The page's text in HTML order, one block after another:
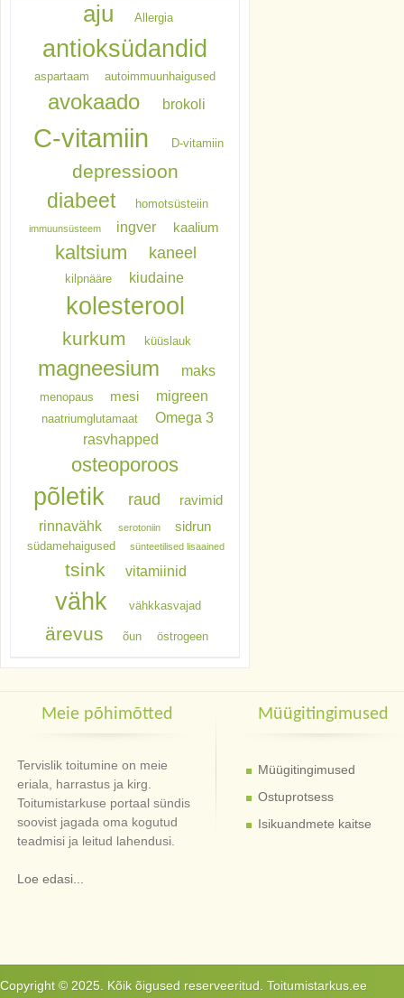
aju Allergia
antioksüdandid
aspartaam autoimmuunhaigused
avokaado brokoli
C-vitamiin D-vitamiin
depressioon
diabeet homotsüsteiin
immuunsüsteem ingver kaalium
kaltsium kaneel
kilpnääre kiudaine
kolesterool
kurkum küüslauk
magneesium maks
menopaus mesi migreen
naatriumglutamaat
Omega 3
rasvhapped
osteoporoos
põletik raud ravimid
rinnavähk serotoniin sidrun
südamehaigused sünteetilised lisaained
tsink vitamiinid
vähk vähkkasvajad
ärevus õun östrogeen
Meie põhimõtted
Tervislik toitumine on meie
eriala, harrastus ja kirg.
Toitumistarkuse portaal sündis
soovist jagada oma kogutud
teadmisi ja leitud lahendusi.
Loe edasi...
Müügitingimused
Müügitingimused
Ostuprotsess
Isikuandmete kaitse
Copyright © 2025. Kõik õigused reserveeritud. Toitumistarkus.ee